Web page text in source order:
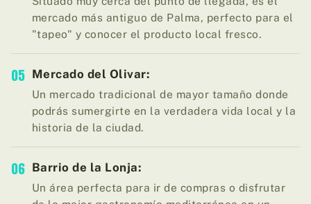
mercado más antiguo de Palma, perfecto para el
"tapeo" y conocer el producto local fresco.
05 Mercado del Olivar:
Un mercado tradicional de mayor tamaño donde
podrás sumergirte en la verdadera vida local y la
historia de la ciudad.
06 Barrio de la Lonja:
Un área perfecta para ir de compras o disfrutar